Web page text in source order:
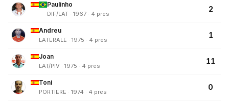
Paulinho
DIF/LAT · 1967 · 4 pres
2
Andreu
LATERALE · 1975 · 4 pres
1
Joan
LAT/PIV · 1975 · 4 pres
11
Toni
PORTIERE · 1974 · 4 pres
0